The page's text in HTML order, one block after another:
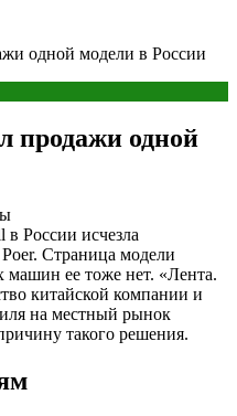
одной модели в России
продажи одной
России исчезла
Страница модели
машин ее тоже нет. «Лента.
китайской компании и
на местный рынок
такого решения.